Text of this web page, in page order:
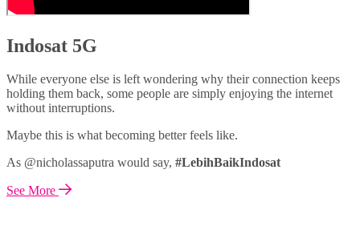
Indosat 5G
While everyone else is left wondering why their connection keeps
holding them back, some people are simply enjoying the internet
without interruptions.
Maybe this is what becoming better feels like.
As @nicholassaputra would say, #LebihBaikIndosat
See More